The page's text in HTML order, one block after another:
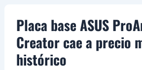
Placa base ASUS
Creator cae a precio
histórico